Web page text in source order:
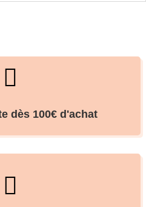

dès 100€ d'achat
